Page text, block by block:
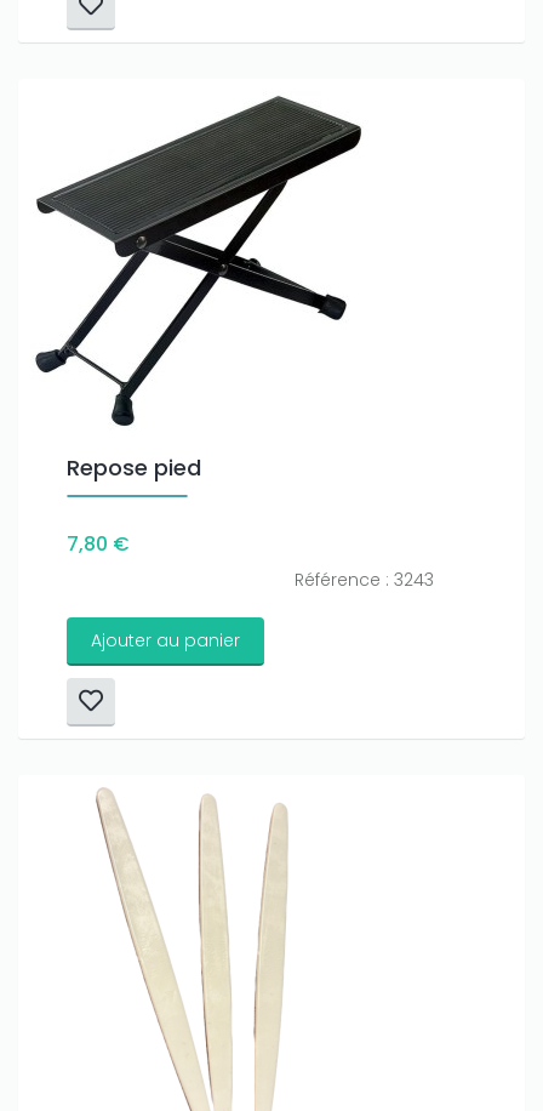
Repose pied
7,80 €
Référence : 3243
Ajouter au panier